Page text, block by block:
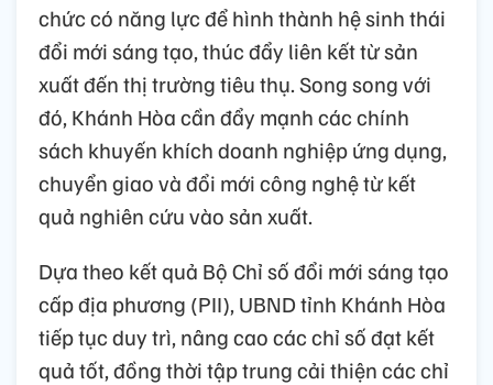
chức có năng lực để hình thành hệ sinh thái
đổi mới sáng tạo, thúc đẩy liên kết từ sản
xuất đến thị trường tiêu thụ. Song song với
đó, Khánh Hòa cần đẩy mạnh các chính
sách khuyến khích doanh nghiệp ứng dụng,
chuyển giao và đổi mới công nghệ từ kết
quả nghiên cứu vào sản xuất.
Dựa theo kết quả Bộ Chỉ số đổi mới sáng tạo
cấp địa phương (PII), UBND tỉnh Khánh Hòa
tiếp tục duy trì, nâng cao các chỉ số đạt kết
quả tốt, đồng thời tập trung cải thiện các chỉ